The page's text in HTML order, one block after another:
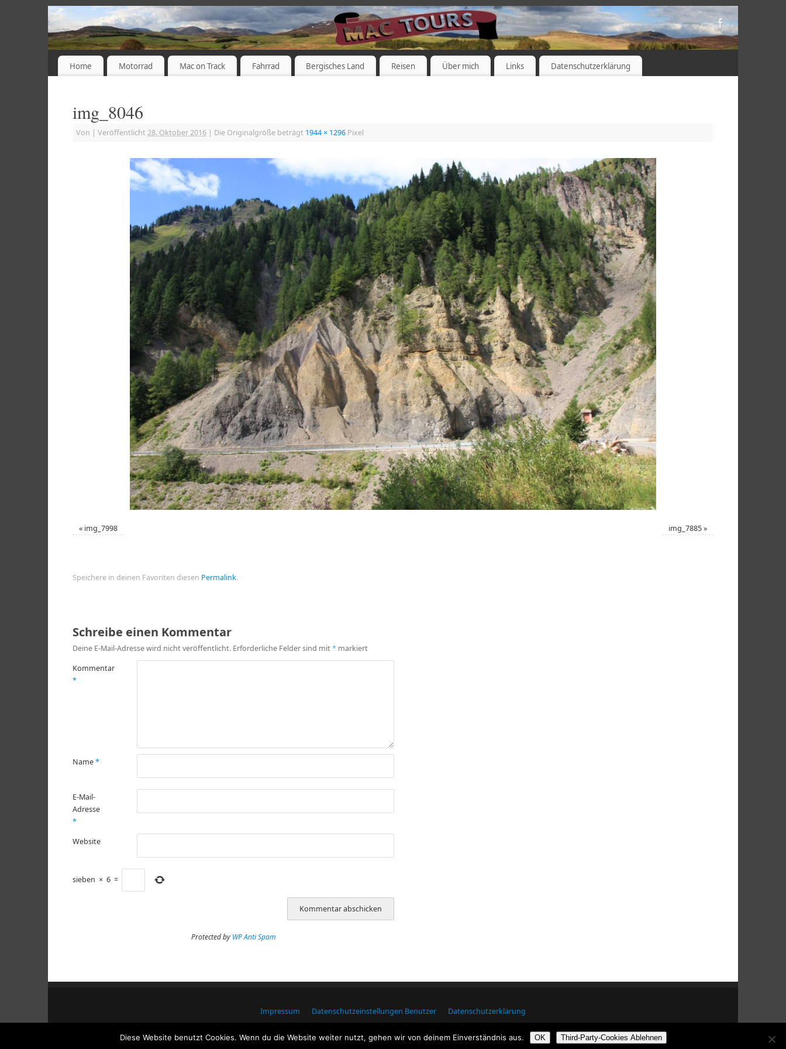
Home Motorrad Mac on Track Fahrrad Bergisches Land Reisen Über mich Links Datenschutzerklärung
img_8046
Von | Veröffentlicht 28. Oktober 2016 | Die Originalgröße beträgt 1944 × 1296 Pixel
« img_7998 img_7885»
Speichere in deinen Favoriten diesen Permalink.
Schreibe einen Kommentar
Deine E-Mail-Adresse wird nicht veröffentlicht. Erforderliche Felder sind mit* markiert
Kommentar
*
Name*
E-Mail-
Adresse
*
Website
sieben × 6 =
Protected by WP Anti Spam
Impressum Datenschutzeinstellungen Benutzer
Datenschutzerklärung
Diese Website benutzt Cookies. Wenn du die Website weiter nutzt, gehen wir von deinem Einverständnis aus. OK Third-Party-Cookies Ablehnen